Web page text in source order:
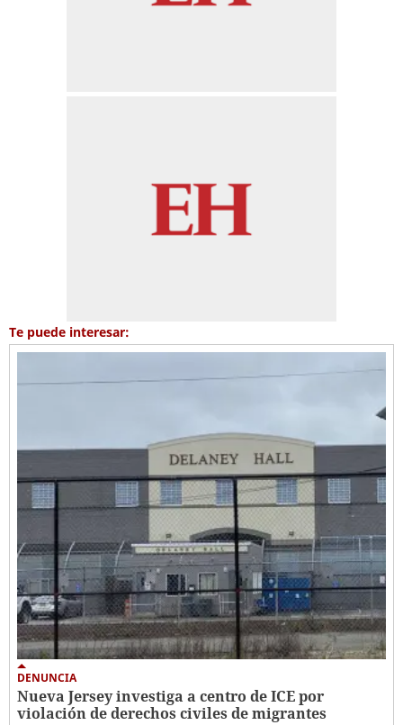
Te puede interesar:
DENUNCIA
Nueva Jersey investiga a centro de ICE por
violación de derechos civiles de migrantes